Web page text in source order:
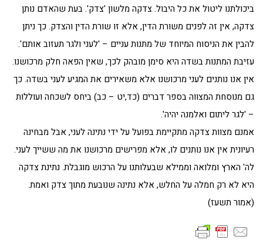
ביכולתנו ליטול את כל היבול. צדקה מלשון 'צדק'. בעת שהאדם נותן
צדקה, אין זה לפנים משורת הדין, אלא זו שורת הדין והצדק. כך ניתן
להבין את הניסוח המיוחד של מתנות עניים – 'לעני ולגר תעזוב אותם'.
עזיבת המתנות בשדה היא סימן מובהק לכך, שאין הפאה חלק מרכושנו.
אין אנו נותנים לעני מרכושנו אלא משאירים את המגיע לעני בשדה. כך
גם מנוסחת המצווה בספר דברים (כד,יט – כב) ביחס לשכחה ועוללות
– 'לגר ליתום ואלמנה יהיה'.
אמנם מצוות צדקה מתקיימת בפועל על ידי נתינה לעני, אבל מבחינה
רעיונית אין אנו נותנים לו, אלא מפרישים מרכושנו את מה ששייך לעני.
לה' הארץ ומלואה וממילא שבעלותנו על הרכוש מוגבלת. נתינת צדקה
היא לא רק חמלה על החלש, אלא נתינה שנובעת מתוך צדק ואמת.
(אמור תשעז)